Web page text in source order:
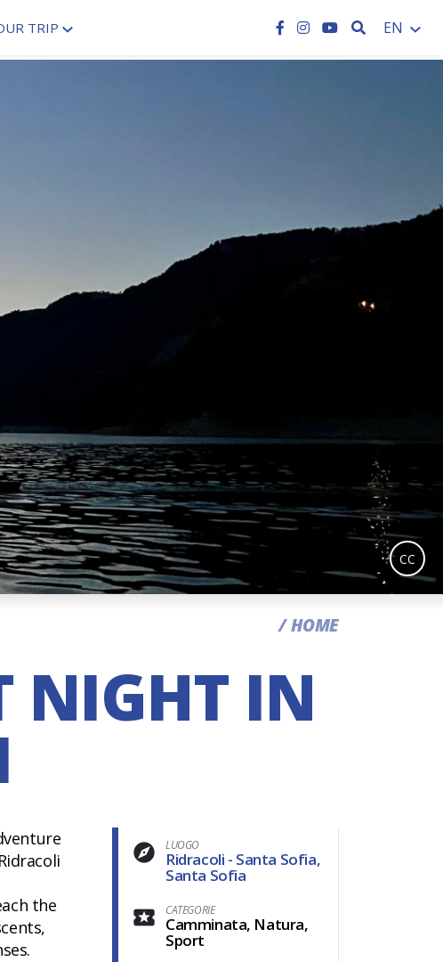
TRIP SEARCH
EN
CC
HOME
NIGHT IN
LUOGO
Ridracoli - Santa Sofia,
Santa Sofia
CATEGORIE
Camminata, Natura,
Sport
the